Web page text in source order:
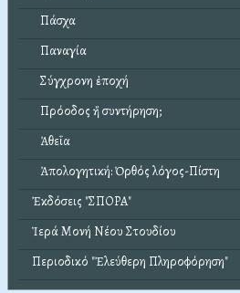
Πάσχα
Παναγία
Σύγχρονη ἐποχή
Πρόοδος ἤ συντήρηση;
Ἀθεΐα
Ἀπολογητική: Ὀρθός λόγος-Πίστη
Ἐκδόσεις "ΣΠΟΡΑ"
Ἱερά Μονή Νέου Στουδίου
Περιοδικό "Ἐλεύθερη Πληροφόρηση"